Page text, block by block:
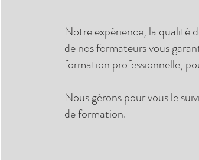
Notre expérience, la qualité
de nos formateurs vous
formation professionnelle,
Nous gérons pour vous le
de formation.